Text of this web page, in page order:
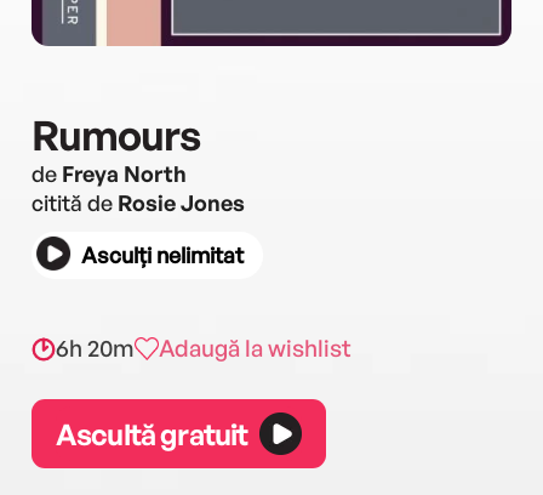
Rumours
de Freya North
citită de Rosie Jones
Asculți nelimitat
6h 20m Adaugă la wishlist
Ascultă gratuit